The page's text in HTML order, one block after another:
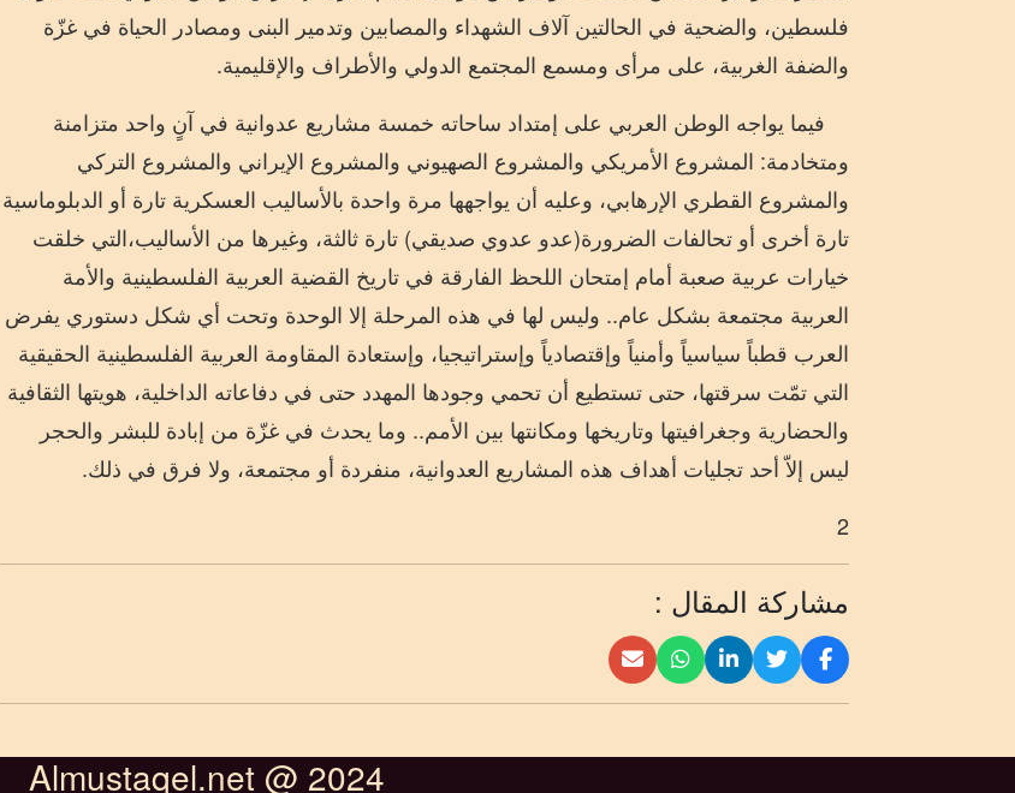
فلسطين، والضحية في الحالتين آلاف الشهداء والمصابين وتدمير البنى ومصادر الحياة في غزّة
والضفة الغربية، على مرأى ومسمع المجتمع الدولي والأطراف والإقليمية.
فيما يواجه الوطن العربي على إمتداد ساحاته خمسة مشاريع عدوانية في آنٍ واحد متزامنة
ومتخادمة: المشروع الأمريكي والمشروع الصهيوني والمشروع الإيراني والمشروع التركي
والمشروع القطري الإرهابي، وعليه أن يواجهها مرة واحدة بالأساليب العسكرية تارة أو الدبلوماسية
تارة أخرى أو تحالفات الضرورة(عدو عدوي صديقي) تارة ثالثة، وغيرها من الأساليب،التي خلقت
خيارات عربية صعبة أمام إمتحان اللحظ الفارقة في تاريخ القضية العربية الفلسطينية والأمة
العربية مجتمعة بشكل عام.. وليس لها في هذه المرحلة إلا الوحدة وتحت أي شكل دستوري يفرض
العرب قطباً سياسياً وأمنياً وإقتصادياً وإستراتيجيا، وإستعادة المقاومة العربية الفلسطينية الحقيقية
التي تمّت سرقتها، حتى تستطيع أن تحمي وجودها المهدد حتى في دفاعاته الداخلية، هويتها الثقافية
والحضارية وجغرافيتها وتاريخها ومكانتها بين الأمم.. وما يحدث في غزّة من إبادة للبشر والحجر
ليس إلاّ أحد تجليات أهداف هذه المشاريع العدوانية، منفردة أو مجتمعة، ولا فرق في ذلك.
2
مشاركة المقال :
Almustaqel.net @ 2024